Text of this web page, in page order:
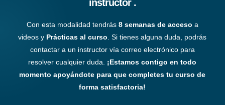
instructor .
Con esta modalidad tendrás8 semanas de acceso a
videos y Prácticas al curso. Si tienes alguna duda, podrás
contactar a un instructor vía correo electrónico para
resolver cualquier duda. ¡Estamos contigo en todo
momento apoyándote para que completes tu curso de
forma satisfactoria!